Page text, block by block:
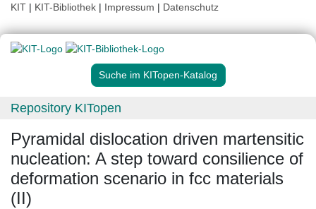
KIT | KIT-Bibliothek | Impressum | Datenschutz
Suche im KITopen-Katalog
Repository KITopen
Pyramidal dislocation driven martensitic
nucleation: A step toward consilience of
deformation scenario in fcc materials
(II)